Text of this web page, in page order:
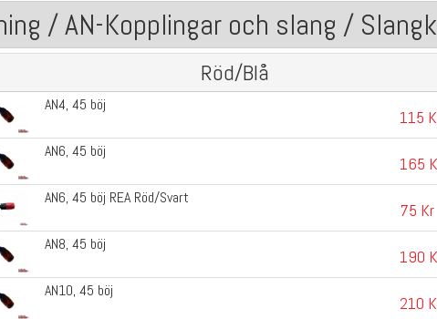
/ AN-Kopplingar och slang /
Röd/Blå
AN4, 45 böj
115
AN6, 45 böj
165
AN6, 45 böj REA Röd/Svart
75 Kr
AN8, 45 böj
190
AN10, 45 böj
210